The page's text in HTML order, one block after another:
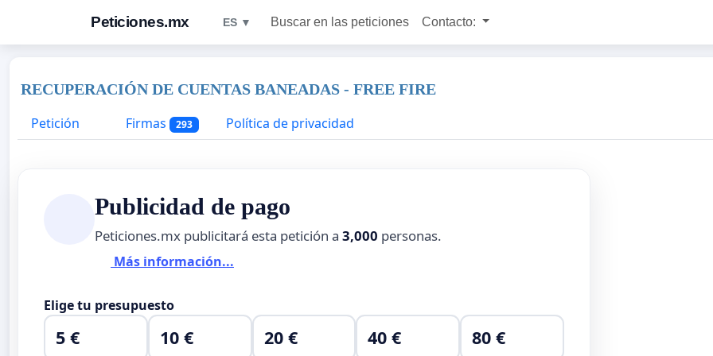
Peticiones.mx ES ▼ Buscar en las peticiones Contacto:
RECUPERACIÓN DE CUENTAS BANEADAS - FREE FIRE
Petición
Firmas 293 Política de privacidad
Publicidad de pago
Peticiones.mx publicitará esta petición a 3,000 personas.
Más información...
Elige tu presupuesto
5 € 10 € 20 € 40 € 80 €